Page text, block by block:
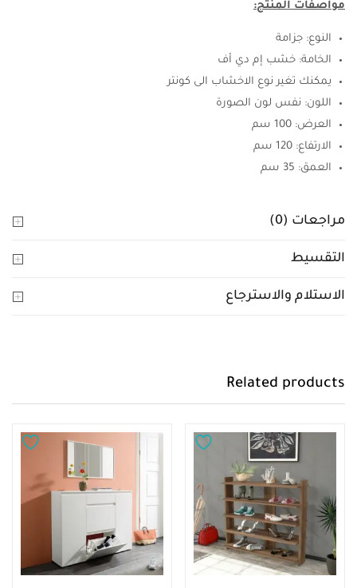
مواصفات المنتج:
النوع: جزامة
الخامة: خشب إم دي أف
يمكنك تغير نوع الاخشاب الى كونتر
اللون: نفس لون الصورة
العرض: 100 سم
الارتفاع: 120 سم
العمق: 35 سم
مراجعات (0)
التقسيط
الاستلام والاسترجاع
Related products